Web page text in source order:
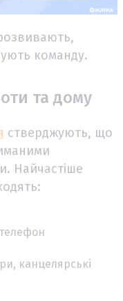
команду.
та дому
стверджують, що
Найчастіше
канцелярські